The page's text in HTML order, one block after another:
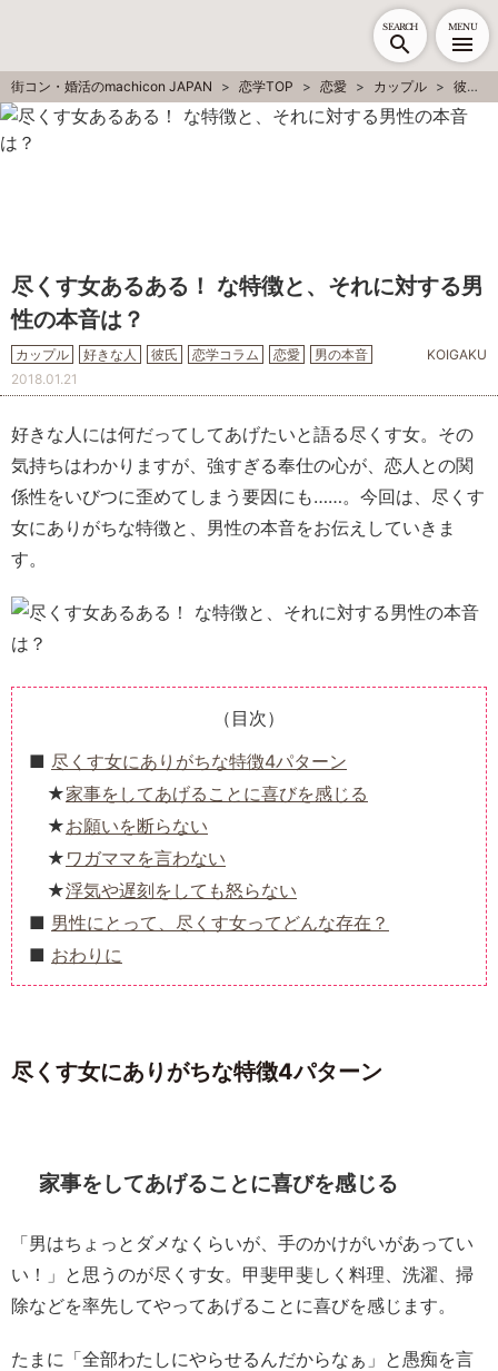
SEARCH MENU
街コン・婚活のmachicon JAPAN 恋学TOP 恋愛 カップル 彼氏
尽くす女あるある！ な特徴と、それに対する男
性の本音は？
カップル 好きな人 彼氏 恋学コラム 恋愛 男の本音
KOIGAKU
2018.01.21
好きな人には何だってしてあげたいと語る尽くす女。その
気持ちはわかりますが、強すぎる奉仕の心が、恋人との関
係性をいびつに歪めてしまう要因にも……。今回は、尽くす
女にありがちな特徴と、男性の本音をお伝えしていきま
す。
（目次）
尽くす女にありがちな特徴4パターン
家事をしてあげることに喜びを感じる
お願いを断らない
ワガママを言わない
浮気や遅刻をしても怒らない
男性にとって、尽くす女ってどんな存在？
おわりに
尽くす女にありがちな特徴4パターン
家事をしてあげることに喜びを感じる
「男はちょっとダメなくらいが、手のかけがいがあってい
い！」と思うのが尽くす女。甲斐甲斐しく料理、洗濯、掃
除などを率先してやってあげることに喜びを感じます。
たまに「全部わたしにやらせるんだからなぁ」と愚痴を言